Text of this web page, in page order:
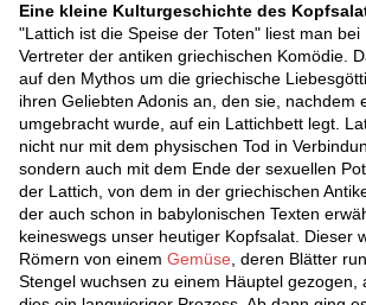
Eine kleine Kulturgeschichte des
"Lattich ist die Speise der Toten" liest man bei
Vertreter der antiken griechischen Komödie.
auf den Mythos um die griechische
ihren Geliebten Adonis an, den sie, nachdem
umgebracht wurde, auf ein Lattichbett legt.
nicht nur mit dem physischen Tod in
sondern auch mit dem Ende der sexuellen
der Lattich, von dem in der griechischen
der auch schon in babylonischen Texten
keineswegs unser heutiger Kopfsalat. Dieser
Römern von einem Gemüse, deren Blätter
Stengel wuchsen zu einem Häuptel gezogen,